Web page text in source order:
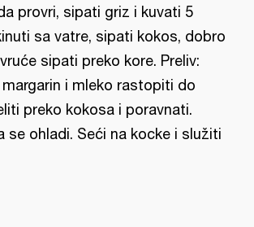
provri, sipati griz i kuvati 5
sa vatre, sipati kokos, dobro
sipati preko kore. Preliv:
i mleko rastopiti do
preko kokosa i poravnati.
se ohladi. Seći na kocke i služiti